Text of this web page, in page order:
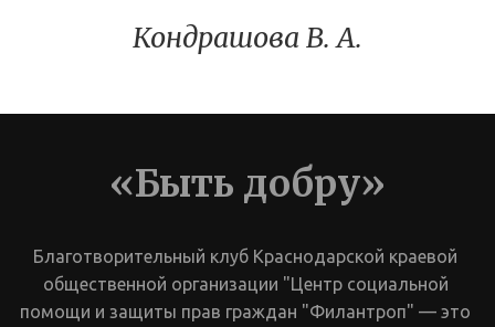
Кондрашова В. А.
«Быть добру»
Благотворительный клуб Краснодарской краевой
общественной организации "Центр социальной
помощи и защиты прав граждан "Филантроп" — это